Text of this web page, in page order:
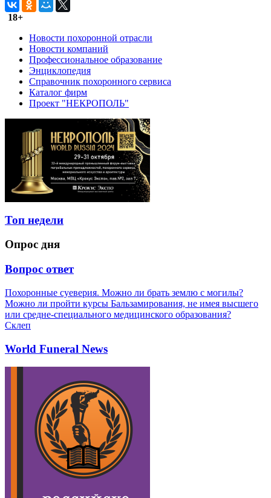
18+
Новости похоронной отрасли
Новости компаний
Профессиональное образование
Энциклопедия
Справочник похоронного сервиса
Каталог фирм
Проект "НЕКРОПОЛЬ"
Топ недели
Опрос дня
Вопрос ответ
Похоронные суеверия. Можно ли брать землю с могилы?
Можно ли пройти курсы Бальзамирования, не имея высшего
или средне-специального медицинского образования?
Склеп
World Funeral News